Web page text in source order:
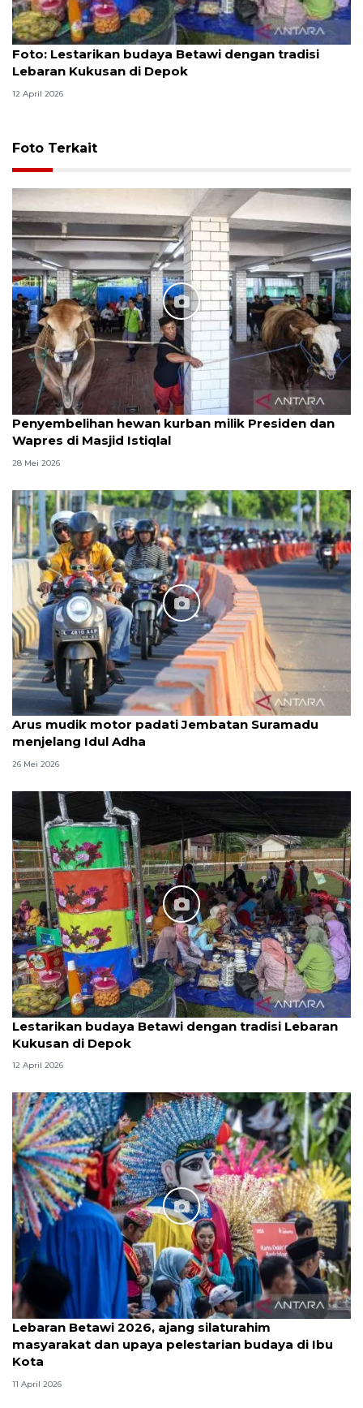
Foto
Foto: Lestarikan budaya Betawi dengan tradisi
Lebaran Kukusan di Depok
12 April 2026
Foto Terkait
Penyembelihan hewan kurban milik Presiden dan
Wapres di Masjid Istiqlal
28 Mei 2026
Arus mudik motor padati Jembatan Suramadu
menjelang Idul Adha
26 Mei 2026
Lestarikan budaya Betawi dengan tradisi Lebaran
Kukusan di Depok
12 April 2026
Lebaran Betawi 2026, ajang silaturahim
masyarakat dan upaya pelestarian budaya di Ibu
Kota
11 April 2026